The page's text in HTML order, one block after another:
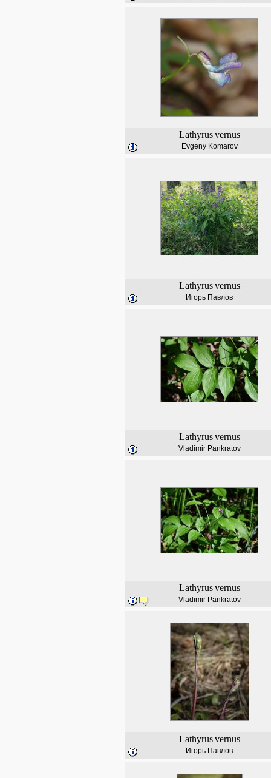
Lathyrus vernus
Evgeny Komarov
Lathyrus vernus
Игорь Павлов
Lathyrus vernus
Vladimir Pankratov
Lathyrus vernus
Vladimir Pankratov
Lathyrus vernus
Игорь Павлов